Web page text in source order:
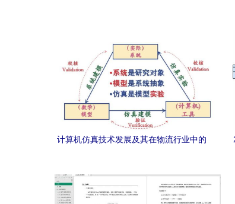
计算机仿真技术发展及其在物流行业中的